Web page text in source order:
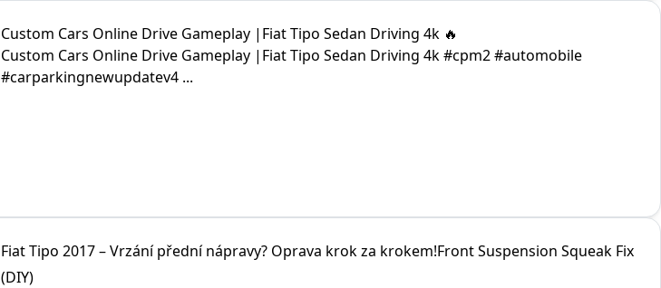
Custom Cars Online Drive Gameplay |Fiat Tipo Sedan Driving 4k 🔥
Custom Cars Online Drive Gameplay |Fiat Tipo Sedan Driving 4k #cpm2 #automobile
#carparkingnewupdatev4 ...
Fiat Tipo 2017 – Vrzání přední nápravy? Oprava krok za krokem!Front Suspension Squeak Fix
(DIY)